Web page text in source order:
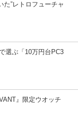
”レトロフューチャ
選ぶ「10万円台PC3
』限定ウオッチ